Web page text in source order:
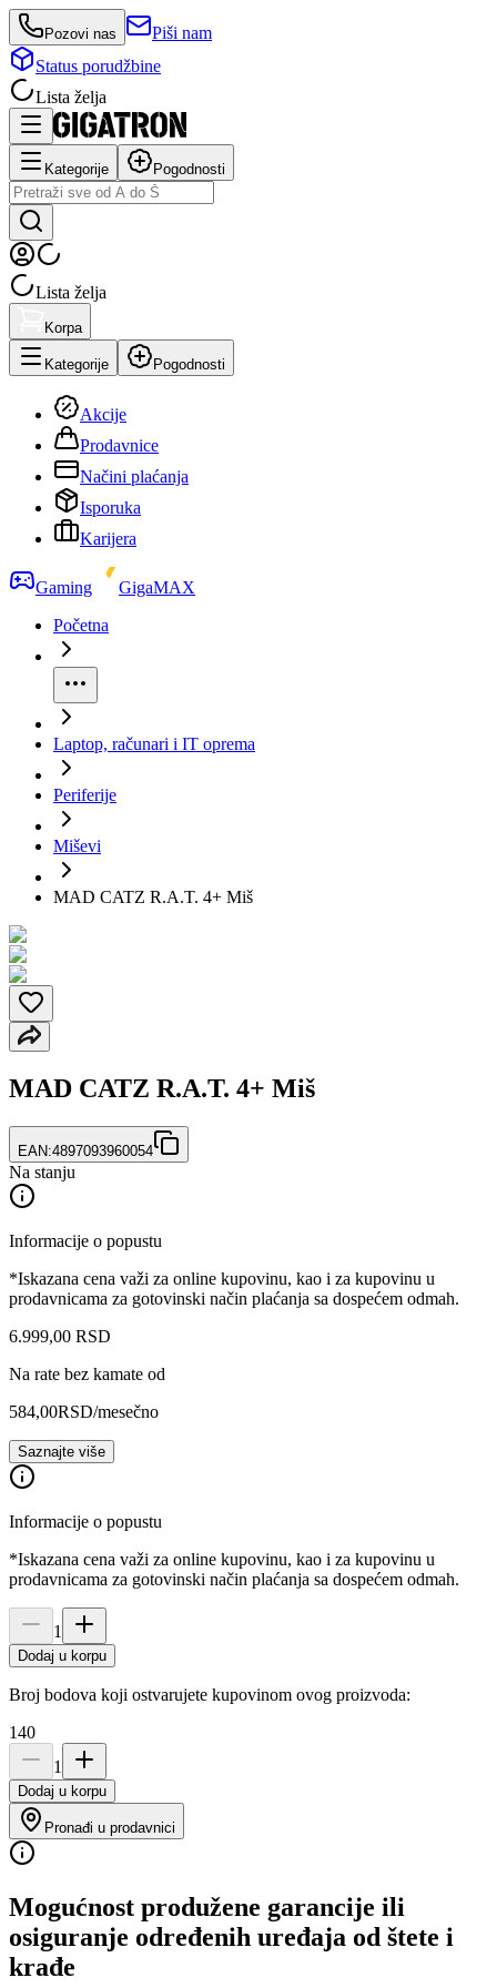
Pozovi nas
Piši nam
Status porudžbine
Lista želja
Kategorije Pogodnosti
Lista želja
Korpa
Kategorije Pogodnosti
Akcije
Prodavnice
Načini plaćanja
Isporuka
Karijera
Gaming
GigaMAX
Početna
Laptop, računari i IT oprema
Periferije
Miševi
MAD CATZ R.A.T. 4+ Miš
MAD CATZ R.A.T. 4+ Miš
EAN:4897093960054
Na stanju
Informacije o popustu
*Iskazana cena važi za online kupovinu, kao i za kupovinu u
prodavnicama za gotovinski način plaćanja sa dospećem odmah.
6.999,00 RSD
Na rate bez kamate od
584,00RSD/mesečno
Saznajte više
Informacije o popustu
*Iskazana cena važi za online kupovinu, kao i za kupovinu u
prodavnicama za gotovinski način plaćanja sa dospećem odmah.
1
Dodaj u korpu
Broj bodova koji ostvarujete kupovinom ovog proizvoda:
140
1
Dodaj u korpu
Pronađi u prodavnici
Mogućnost produžene garancije ili
osiguranje određenih uređaja od štete i
krađe